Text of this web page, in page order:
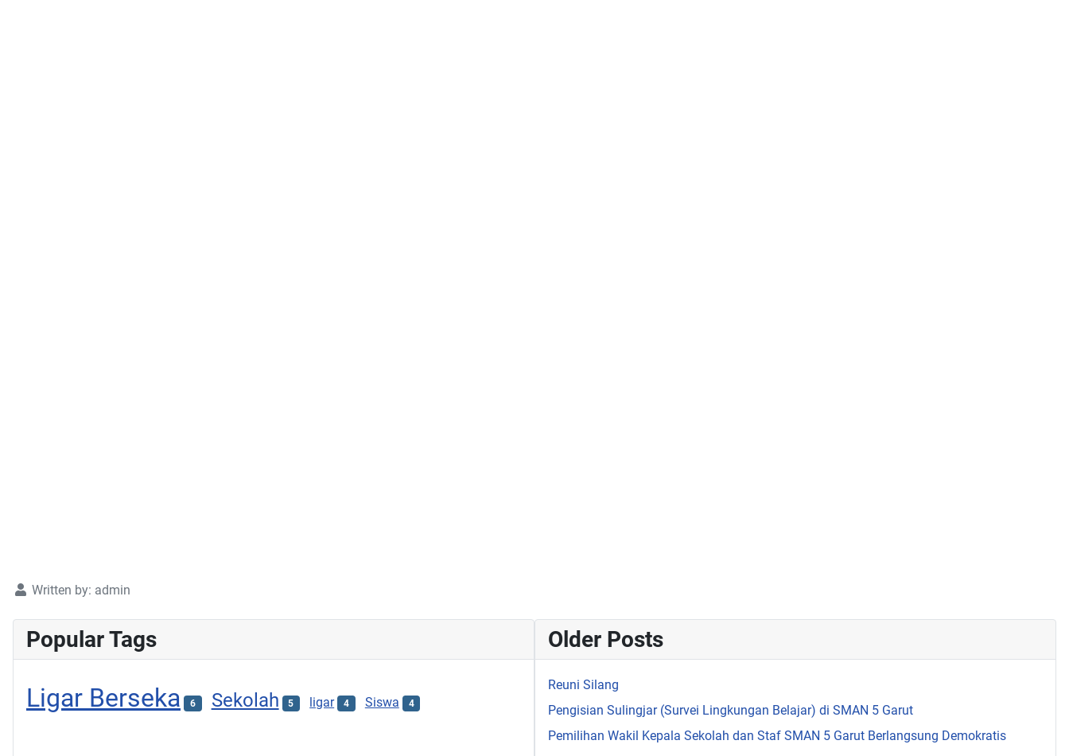
Written by: admin
Popular Tags
Ligar Berseka 6 Sekolah 5 ligar 4 Siswa 4
Older Posts
Reuni Silang
Pengisian Sulingjar (Survei Lingkungan Belajar) di SMAN 5 Garut
Pemilihan Wakil Kepala Sekolah dan Staf SMAN 5 Garut Berlangsung Demokratis